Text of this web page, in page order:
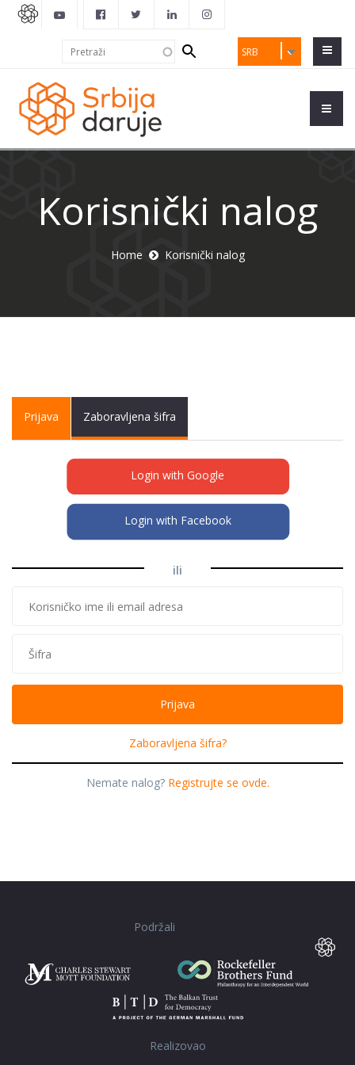
SRB
Search
form
Korisnički nalog
Home Korisnički nalog
Primary tabs
Prijava (activeZaboravljena šifra
Login with Google
Login with Facebook
ili
Zaboravljena šifra?
Nemate nalog? Registrujte se ovde.
Podržali
Realizovao